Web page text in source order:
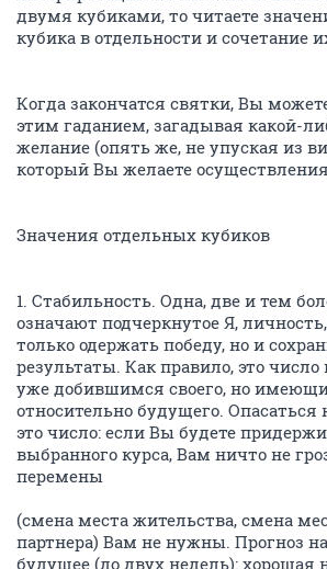
двумя кубиками, то читаете
кубика в отдельности и сочетание
Когда закончатся святки, Вы
этим гаданием, загадывая какой-
желание (опять же, не упуская из
который Вы желаете
Значения отдельных кубиков
1. Стабильность. Одна, две и тем
означают подчеркнутое Я,
только одержать победу, но и
результаты. Как правило, это
уже добившимся своего, но
относительно будущего. Опасаться
это число: если Вы будете
выбранного курса, Вам ничто не
перемены
(смена места жительства, смена
партнера) Вам не нужны. Прогноз
будущее (до двух недель): хорошая